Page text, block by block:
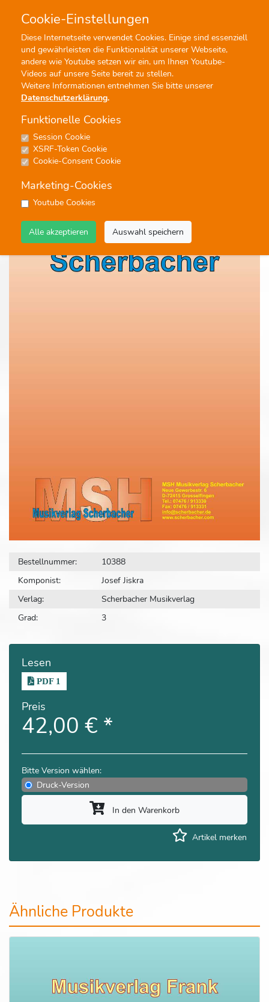
Cookie-Einstellungen
Diese Internetseite verwendet Cookies. Einige sind essenziell
und gewährleisten die Funktionalität unserer Webseite,
andere wie Youtube setzen wir ein, um Ihnen Youtube-
Videos auf unsere Seite bereit zu stellen.
Weitere Informationen entnehmen Sie bitte unserer
Datenschutzerklärung.
Funktionelle Cookies
Session Cookie
XSRF-Token Cookie
Cookie-Consent Cookie
Marketing-Cookies
Youtube Cookies
Alle akzeptieren Auswahl speichern
Menü Profisuche
Noten
Mährisches Ständchen
Bestellnummer:
10388
Komponist:
Josef Jiskra
Verlag:
Scherbacher Musikverlag
Grad:
3
Lesen
PDF 1
Preis
42,00 € *
Bitte Version wählen:
Druck-Version
In den Warenkorb
Artikel merken
Ähnliche Produkte